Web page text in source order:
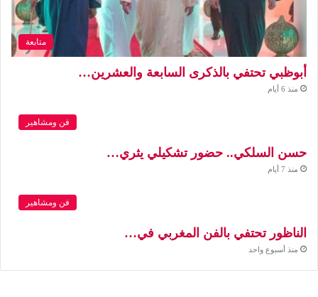
متابعة
أبوظبي تحتفي بالذكرى السابعة والعشرين…
منذ 6 أيام
فن ومشاهير
حسن السلكي.. حضور تشكيلي يثري…
منذ 7 أيام
فن ومشاهير
الناظور تحتفي بالفن المغربي في…
منذ أسبوع واحد